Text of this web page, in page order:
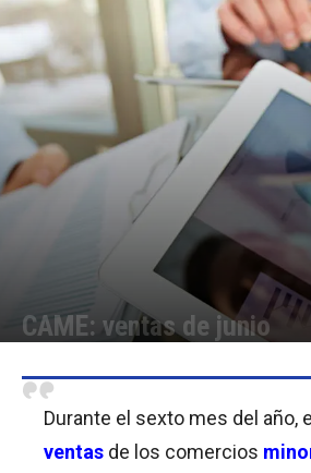
CAME: ventas de junio
Durante el sexto mes del año, el
ventas de los comercios